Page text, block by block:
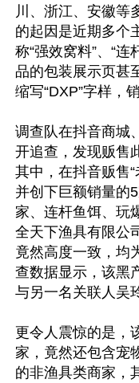
川、浙江、安徽等
的起因是近期多个
称“强效窝料”、“
品的包装展示页甚
缩写“DXP”字样，
调查队在抖音商城
开追查，发现贩售
其中，在抖音贩售
并创下巨额销量的
家、连杆鱼饵、玩
全天下渔具有限公
竟然高度一致，均
查数据显示，该黑
与另一名关联人吴
更令人震惊的是，
家，竟然还包含宠
的非渔具类商家，